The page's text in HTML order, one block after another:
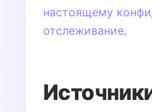
настоящему
отслеживание.